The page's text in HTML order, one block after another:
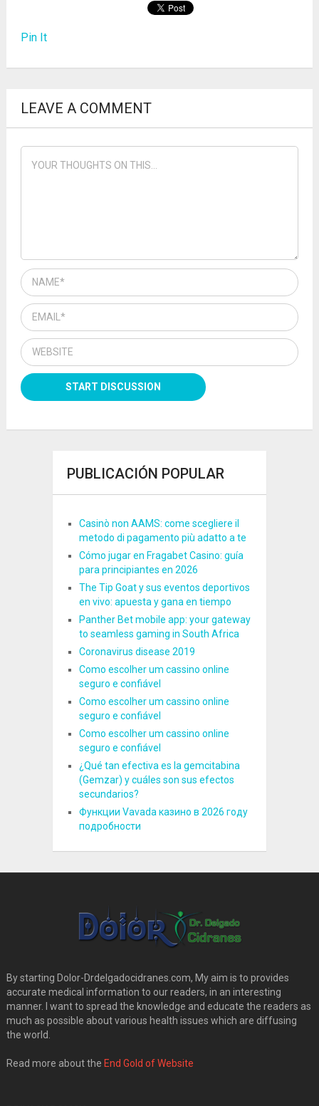
Pin It
LEAVE A COMMENT
PUBLICACIÓN POPULAR
Casinò non AAMS: come scegliere il
metodo di pagamento più adatto a te
Cómo jugar en Fragabet Casino: guía
para principiantes en 2026
The Tip Goat y sus eventos deportivos
en vivo: apuesta y gana en tiempo
Panther Bet mobile app: your gateway
to seamless gaming in South Africa
Coronavirus disease 2019
Como escolher um cassino online
seguro e confiável
Como escolher um cassino online
seguro e confiável
Como escolher um cassino online
seguro e confiável
¿Qué tan efectiva es la gemcitabina
(Gemzar) y cuáles son sus efectos
secundarios?
Функции Vavada казино в 2026 году
подробности
By starting Dolor-Drdelgadocidranes.com, My aim is to provides
accurate medical information to our readers, in an interesting
manner. I want to spread the knowledge and educate the readers as
much as possible about various health issues which are diffusing
the world.
Read more about the End Gold of Website